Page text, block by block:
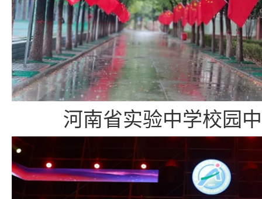
河南省实验中学校园